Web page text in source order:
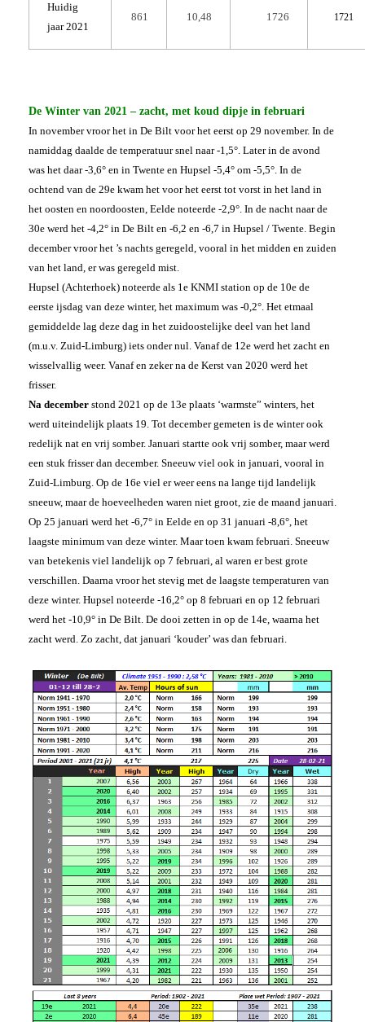
Huidig
jaar 2021
861 10,48 1726 1721
De Winter van 2021 – zacht, met koud dipje in februari
In november vroor het in De Bilt voor het eerst op 29 november. In de
namiddag daalde de temperatuur snel naar -1,5°. Later in de avond
was het daar -3,6° en in Twente en Hupsel -5,4° om -5,5°. In de
ochtend van de 29e kwam het voor het eerst tot vorst in het land in
het oosten en noordoosten, Eelde noteerde -2,9°. In de nacht naar de
30e werd het -4,2° in De Bilt en -6,2 en -6,7 in Hupsel / Twente. Begin
december vroor het ’s nachts geregeld, vooral in het midden en zuiden
van het land, er was geregeld mist.
Hupsel (Achterhoek) noteerde als 1e KNMI station op de 10e de
eerste ijsdag van deze winter, het maximum was -0,2°. Het etmaal
gemiddelde lag deze dag in het zuidoostelijke deel van het land
(m.u.v. Zuid-Limburg) iets onder nul. Vanaf de 12e werd het zacht en
wisselvallig weer. Vanaf en zeker na de Kerst van 2020 werd het
frisser.
Na december stond 2021 op de 13e plaats ‘warmste” winters, het
werd uiteindelijk plaats 19. Tot december gemeten is de winter ook
redelijk nat en vrij somber. Januari startte ook vrij somber, maar werd
een stuk frisser dan december. Sneeuw viel ook in januari, vooral in
Zuid-Limburg. Op de 16e viel er weer eens na lange tijd landelijk
sneeuw, maar de hoeveelheden waren niet groot, zie de maand januari.
Op 25 januari werd het -6,7° in Eelde en op 31 januari -8,6°, het
laagste minimum van deze winter. Maar toen kwam februari. Sneeuw
van betekenis viel landelijk op 7 februari, al waren er best grote
verschillen. Daarna vroor het stevig met de laagste temperaturen van
deze winter. Hupsel noteerde -16,2° op 8 februari en op 12 februari
werd het -10,9° in De Bilt. De dooi zetten in op de 14e, waarna het
zacht werd. Zo zacht, dat januari ‘kouder’ was dan februari.